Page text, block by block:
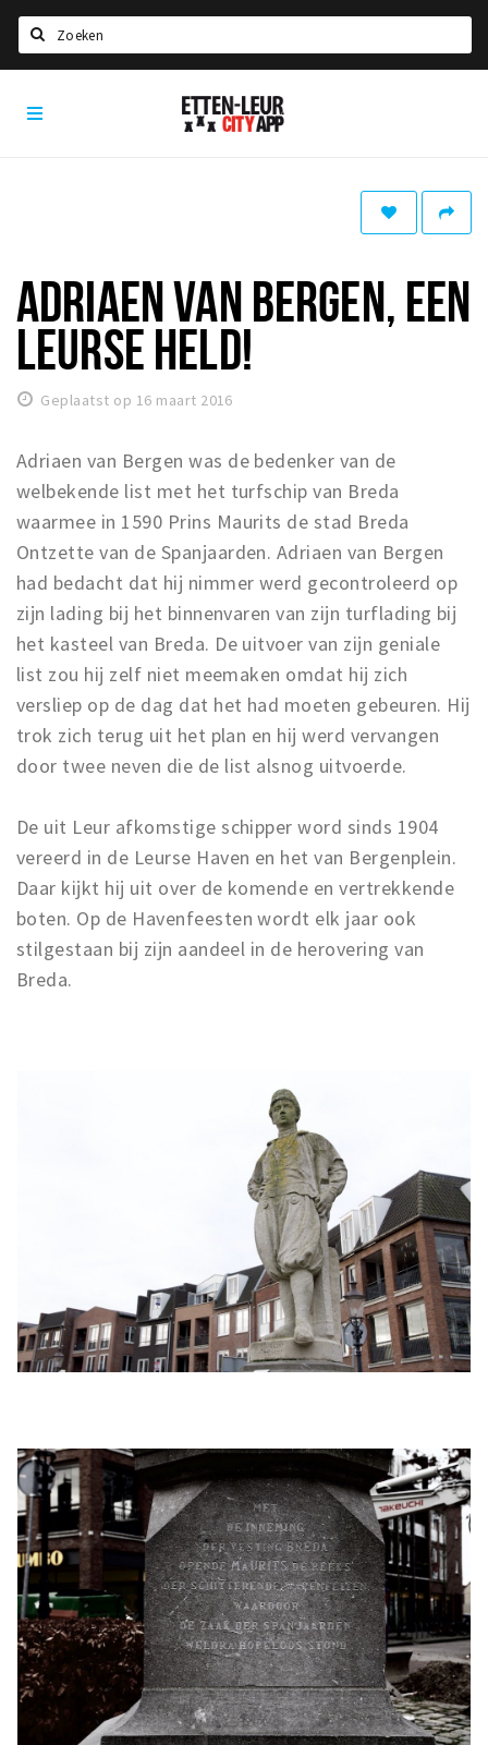
Home
Eten
Drinken
Slapen
Winkels
Winkelgebieden
Parkeren
Bezienswaardigheden
Musea, theaters & podia
Uitjes & activiteiten
Toeristische routes
Natuurgebieden
Sport
Andere City Apps
Inloggen
Etten-
Leur
ADRIAEN VAN BERGEN, EEN
LEURSE HELD!
Geplaatst op 16 maart 2016
Adriaen van Bergen was de bedenker van de
welbekende list met het turfschip van Breda
waarmee in 1590 Prins Maurits de stad Breda
Ontzette van de Spanjaarden. Adriaen van Bergen
had bedacht dat hij nimmer werd gecontroleerd op
zijn lading bij het binnenvaren van zijn turflading bij
het kasteel van Breda. De uitvoer van zijn geniale
list zou hij zelf niet meemaken omdat hij zich
versliep op de dag dat het had moeten gebeuren. Hij
trok zich terug uit het plan en hij werd vervangen
door twee neven die de list alsnog uitvoerde.
De uit Leur afkomstige schipper word sinds 1904
vereerd in de Leurse Haven en het van Bergenplein.
Daar kijkt hij uit over de komende en vertrekkende
boten. Op de Havenfeesten wordt elk jaar ook
stilgestaan bij zijn aandeel in de herovering van
Breda.